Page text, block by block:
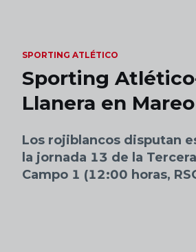
SPORTING ATLÉTICO
Sporting
Llanera en Mareo
Los rojiblancos disputan
la jornada 13 de la Tercera
Campo 1 (12:00 horas,